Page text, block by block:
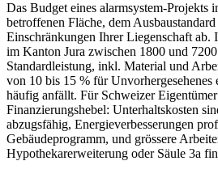
Das Budget eines alarmsystem-Projekts
betroffenen Fläche, dem
Einschränkungen Ihrer Liegenschaft ab.
im Kanton Jura zwischen 1800 und
Standardleistung, inkl. Material und
von 10 bis 15 % für Unvorhergesehenes
häufig anfällt. Für Schweizer
Finanzierungshebel: Unterhaltskosten
abzugsfähig, Energieverbesserungen
Gebäudeprogramm, und grössere
Hypothekarerweiterung oder Säule 3a